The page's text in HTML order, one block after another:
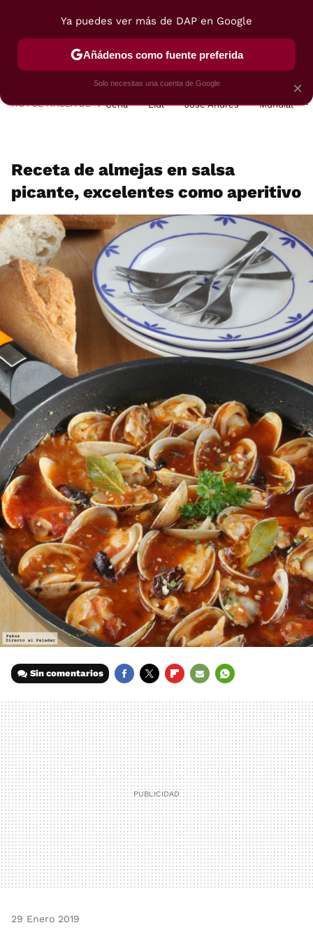
POSTRES VIAJES SELECCIÓN VEGUI
HOY SE HABLA DE Cena Lidl José Andrés Mundial
Receta de almejas en salsa
picante, excelentes como aperitivo
Sin comentarios
MAIL
29 Enero 2019
×
Ya puedes ver más de DAP en Google
Añádenos como fuente preferida
Solo necesitas una cuenta de Google